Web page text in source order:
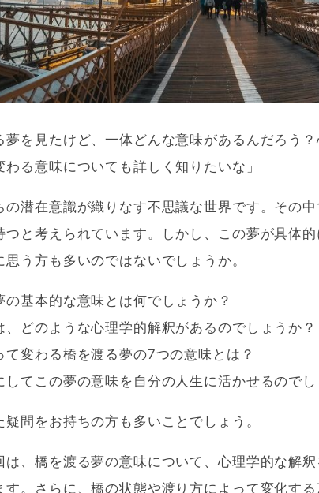
夢を見たけど、一体どんな意味があるんだろう
わる意味についても詳しく知りたいな」
の潜在意識が織りなす不思議な世界です。その
つと考えられています。しかし、この夢が具体
思う方も多いのではないでしょうか。
の基本的な意味とは何でしょうか？
、どのような心理学的解釈があるのでしょうか？
て変わる橋を渡る夢の7つの意味とは？
してこの夢の意味を自分の人生に活かせるのでし
疑問をお持ちの方も多いことでしょう。
は、橋を渡る夢の意味について、心理学的な解
す。さらに、橋の状態や渡り方によって変化す